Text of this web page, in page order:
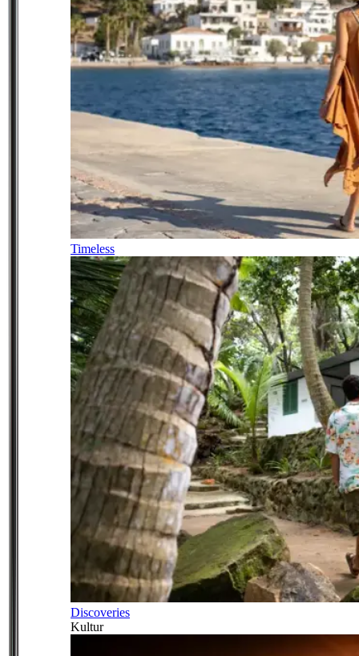
Timeless
Discoveries
Kultur